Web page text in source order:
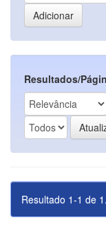
Resultados/
Resultado 1-1 de 1.